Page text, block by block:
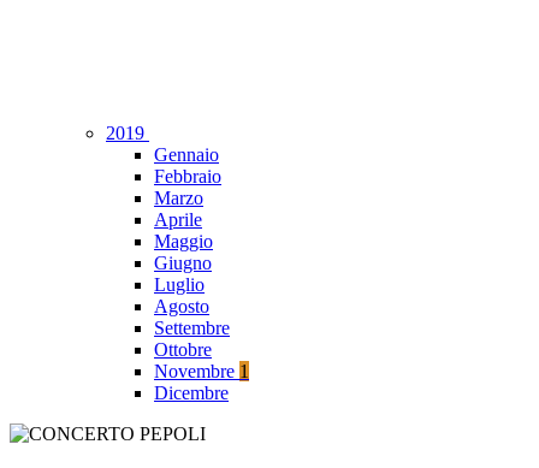
2019
Gennaio
Febbraio
Marzo
Aprile
Maggio
Giugno
Luglio
Agosto
Settembre
Ottobre
Novembre 1
Dicembre